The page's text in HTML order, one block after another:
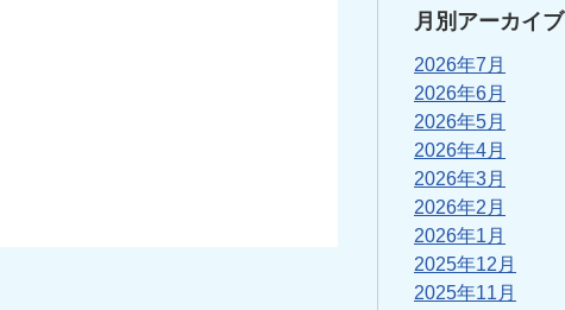
月別アーカイブ
2026年7月
2026年6月
2026年5月
2026年4月
2026年3月
2026年2月
2026年1月
2025年12月
2025年11月